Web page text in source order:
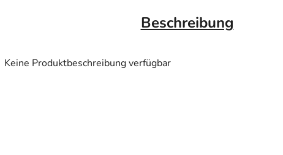
Beschreibung
Keine Produktbeschreibung verfügbar